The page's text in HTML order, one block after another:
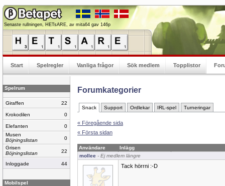
Senaste rullningen, HETsARE, av mita64 gav 146p
Start Spelregler Vanliga frågor Sök medlem Topplistor
Spelrum
Giraffen 22
Krokodilen 0
Elefanten
0
Musen
Böjningslistan
0
Grisen
Böjningslistan
22
Inloggade 44
Mobilspel
Forumkategorier
Snack Support Ordlekar IRL-spel Turneringar
« Föregående sida
« Första sidan
Användare
Inlägg
mollee - Ej medlem längre
Tack hörrni :-D